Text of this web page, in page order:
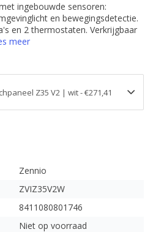
ingebouwde sensoren:
en bewegingsdetectie.
en 2 thermostaten. Verkrijgbaar
meer
Zennio
ZVIZ35V2W
8411080801746
Niet op voorraad